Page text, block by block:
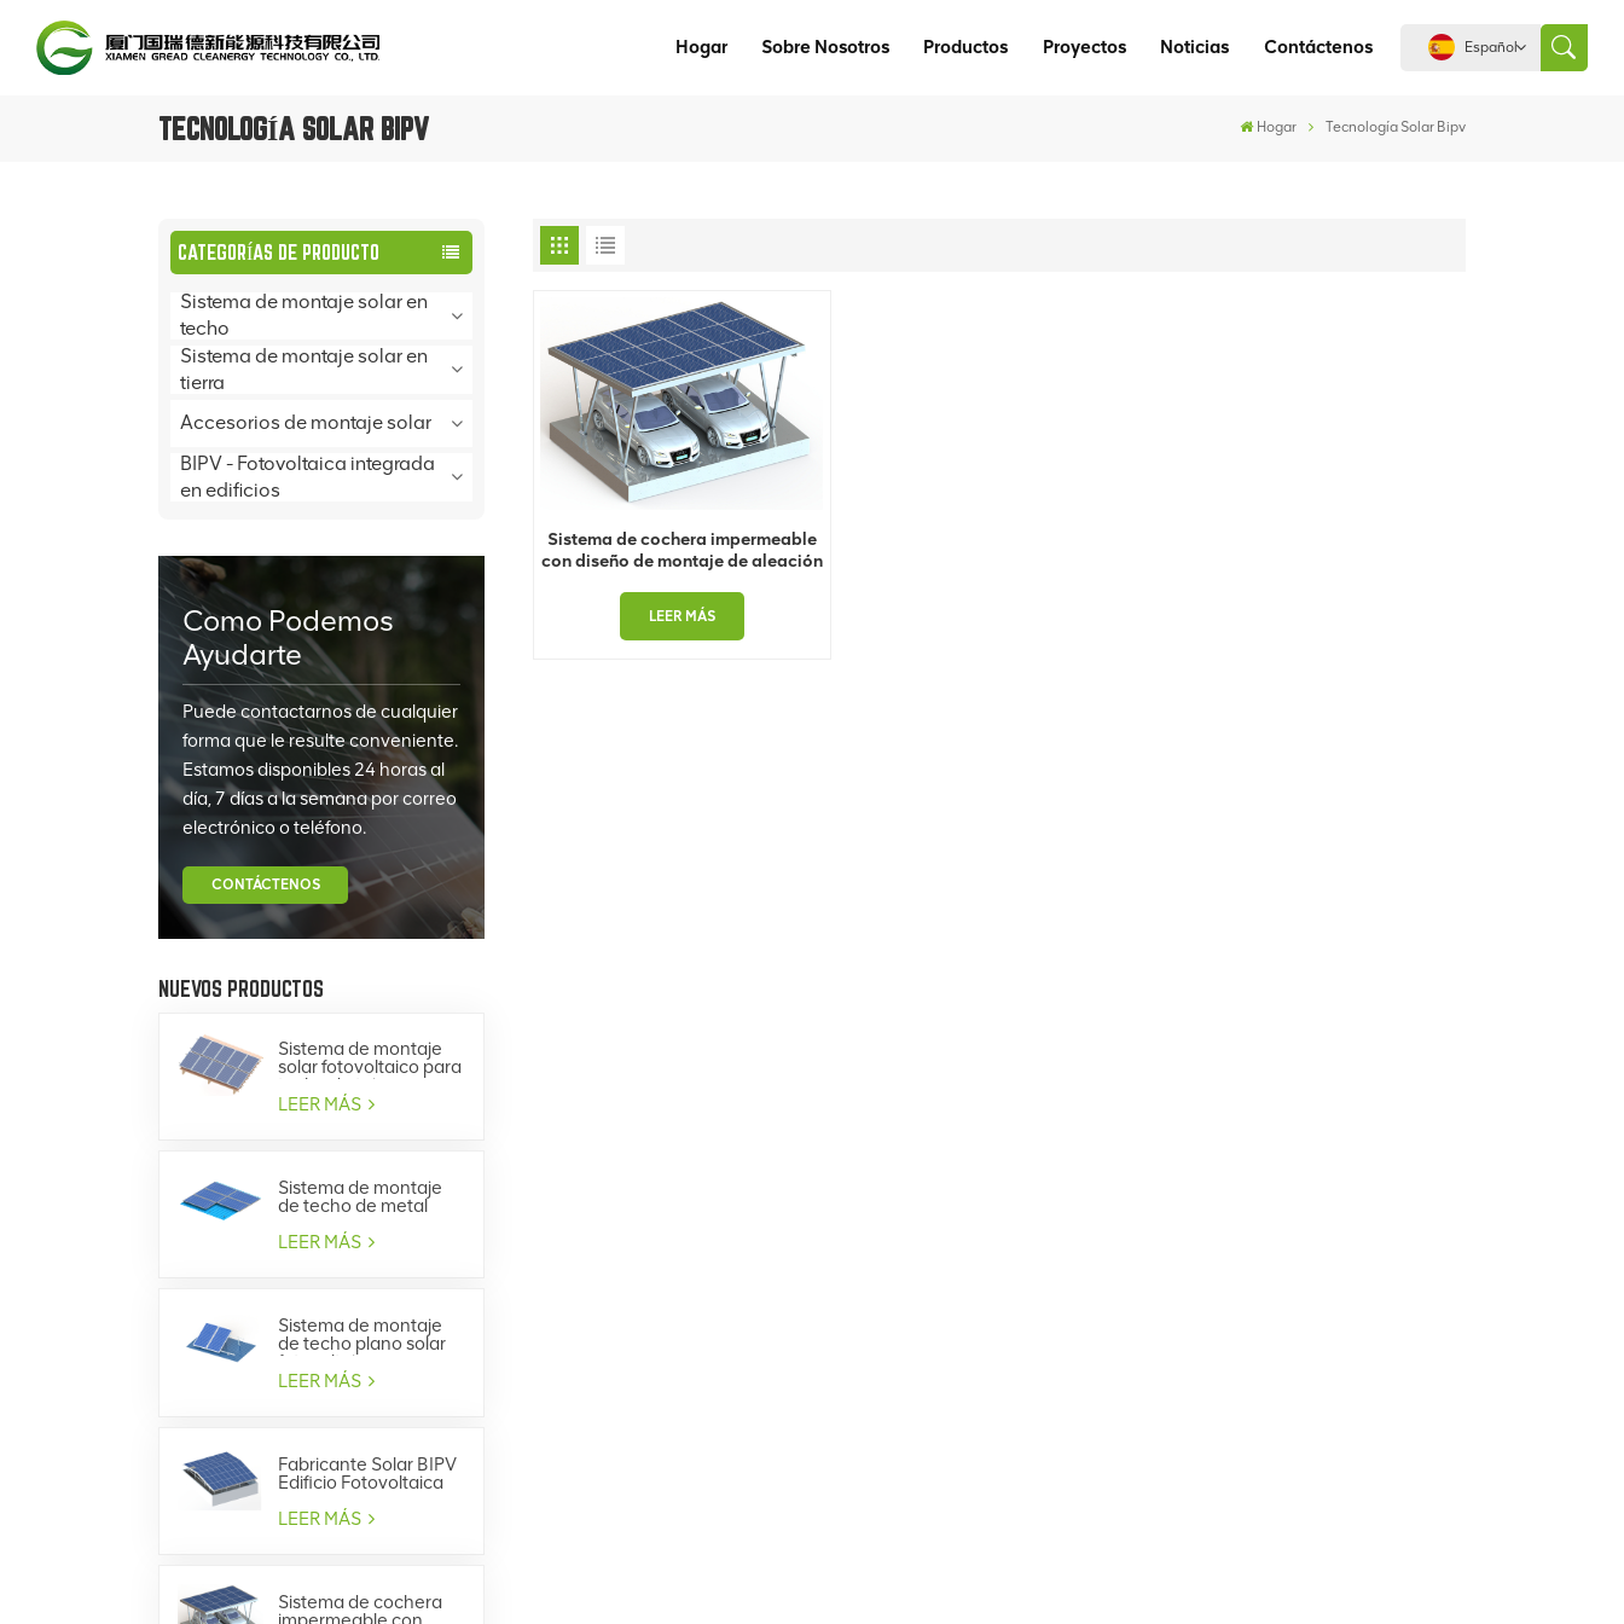
Hogar Sobre Nosotros Productos Proyectos Noticias Contáctenos Español
TECNOLOGÍA SOLAR BIPV Hogar Tecnología Solar Bipv
CATEGORÍAS DE PRODUCTO
Sistema de montaje solar en
techo
Sistema de montaje solar en
tierra
Accesorios de montaje solar
BIPV - Fotovoltaica integrada
en edificios
Como Podemos
Ayudarte
Puede contactarnos de cualquier
forma que le resulte conveniente.
Estamos disponibles 24 horas al
día, 7 días a la semana por correo
electrónico o teléfono.
CONTÁCTENOS
NUEVOS PRODUCTOS
Sistema de montaje
solar fotovoltaico para
techo de tejas
LEER MÁS
Sistema de montaje
de techo de metal
LEER MÁS
Sistema de montaje
de techo plano solar
fotovoltaico
LEER MÁS
Fabricante Solar BIPV
Edificio Fotovoltaica
LEER MÁS
Sistema de cochera
Sistema de cochera impermeable
con diseño de montaje de aleación
LEER MÁS